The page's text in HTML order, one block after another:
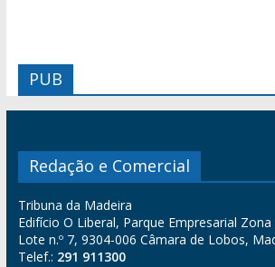
PUB
Redação e Comercial
Tribuna da Madeira
Edifício O Liberal, Parque Empresarial Zona
Lote n.º 7, 9304-006 Câmara de Lobos,
Telef.: 291 911300